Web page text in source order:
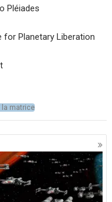
Pléiades
for Planetary Liberation
la matrice